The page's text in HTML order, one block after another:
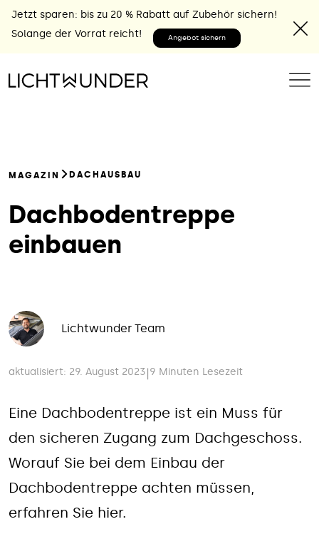
Jetzt sparen: bis zu 20 % Rabatt auf Zubehör sichern!
Solange der Vorrat reicht!
Angebot sichern
MAGAZIN DACHAUSBAU
Dachbodentreppe
einbauen
Lichtwunder Team
aktualisiert: 29. August 2023|9 Minuten Lesezeit
Eine Dachbodentreppe ist ein Muss für
den sicheren Zugang zum Dachgeschoss.
Worauf Sie bei dem Einbau der
Dachbodentreppe achten müssen,
erfahren Sie hier.